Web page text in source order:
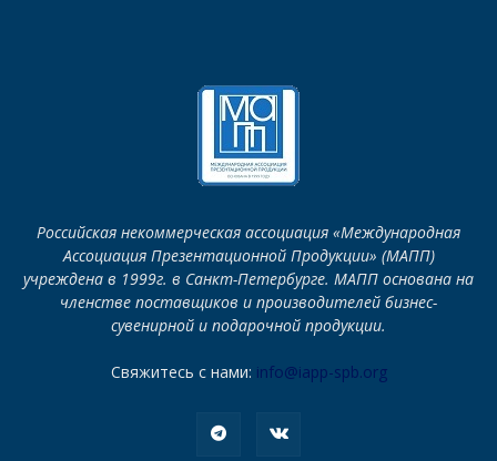
Российская некоммерческая ассоциация «Международная
Ассоциация Презентационной Продукции» (МАПП)
учреждена в 1999г. в Санкт-Петербурге. МАПП основана на
членстве поставщиков и производителей бизнес-
сувенирной и подарочной продукции.
Свяжитесь с нами: info@iapp-spb.org